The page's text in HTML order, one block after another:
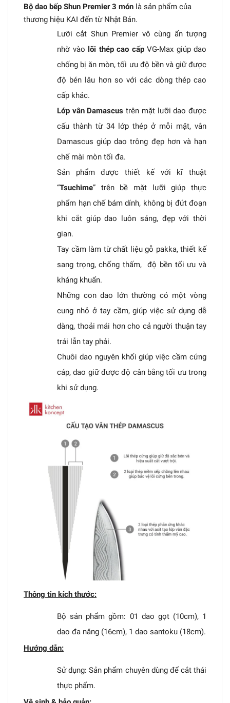
Bộ dao bếp Shun Premier 3 món là sản phẩm của
thương hiệu KAI đến từ Nhật Bản.
Lưỡi cắt Shun Premier vô cùng ấn tượng
nhờ vào lõi thép cao cấpVG-Max giúp dao
chống bị ăn mòn, tối ưu độ bền và giữ được
độ bén lâu hơn so với các dòng thép cao
cấp khác.
Lớp vân Damascus trên mặt lưỡi dao được
cấu thành từ 34 lớp thép ở mỗi mặt, vân
Damascus giúp dao trông đẹp hơn và hạn
chế mài mòn tối đa.
Sản phẩm được thiết kế với kĩ thuật
“Tsuchime” trên bề mặt lưỡi giúp thực
phẩm hạn chế bám dính, không bị đứt đoạn
khi cắt giúp dao luôn sáng, đẹp với thời
gian.
Tay cầm làm từ chất liệu gỗ pakka, thiết kế
sang trọng, chống thấm, độ bền tối ưu và
kháng khuẩn.
Những con dao lớn thường có một vòng
cung nhỏ ở tay cầm, giúp việc sử dụng dễ
dàng, thoải mái hơn cho cả người thuận tay
trái lẫn tay phải.
Chuôi dao nguyên khối giúp việc cầm cứng
cáp, dao giữ được độ cân bằng tối ưu trong
khi sử dụng.
Thông tin kích thước:
Bộ sản phẩm gồm: 01 dao gọt (10cm), 1
dao đa năng (16cm), 1 dao santoku (18cm).
Hướng dẫn:
Sử dụng: Sản phẩm chuyên dùng để cắt thái
thực phẩm.